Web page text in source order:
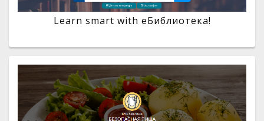
Learn smart with eБиблиотека!